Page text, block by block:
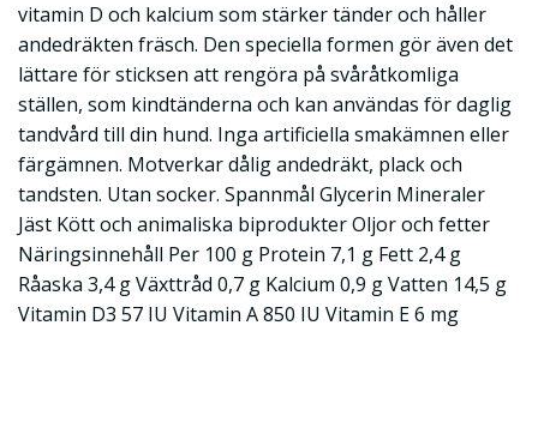
vitamin D och kalcium som stärker tänder och håller
andedräkten fräsch. Den speciella formen gör även det
lättare för sticksen att rengöra på svåråtkomliga
ställen, som kindtänderna och kan användas för daglig
tandvård till din hund. Inga artificiella smakämnen eller
färgämnen. Motverkar dålig andedräkt, plack och
tandsten. Utan socker. Spannmål Glycerin Mineraler
Jäst Kött och animaliska biprodukter Oljor och fetter
Näringsinnehåll Per 100 g Protein 7,1 g Fett 2,4 g
Råaska 3,4 g Växttråd 0,7 g Kalcium 0,9 g Vatten 14,5 g
Vitamin D3 57 IU Vitamin A 850 IU Vitamin E 6 mg